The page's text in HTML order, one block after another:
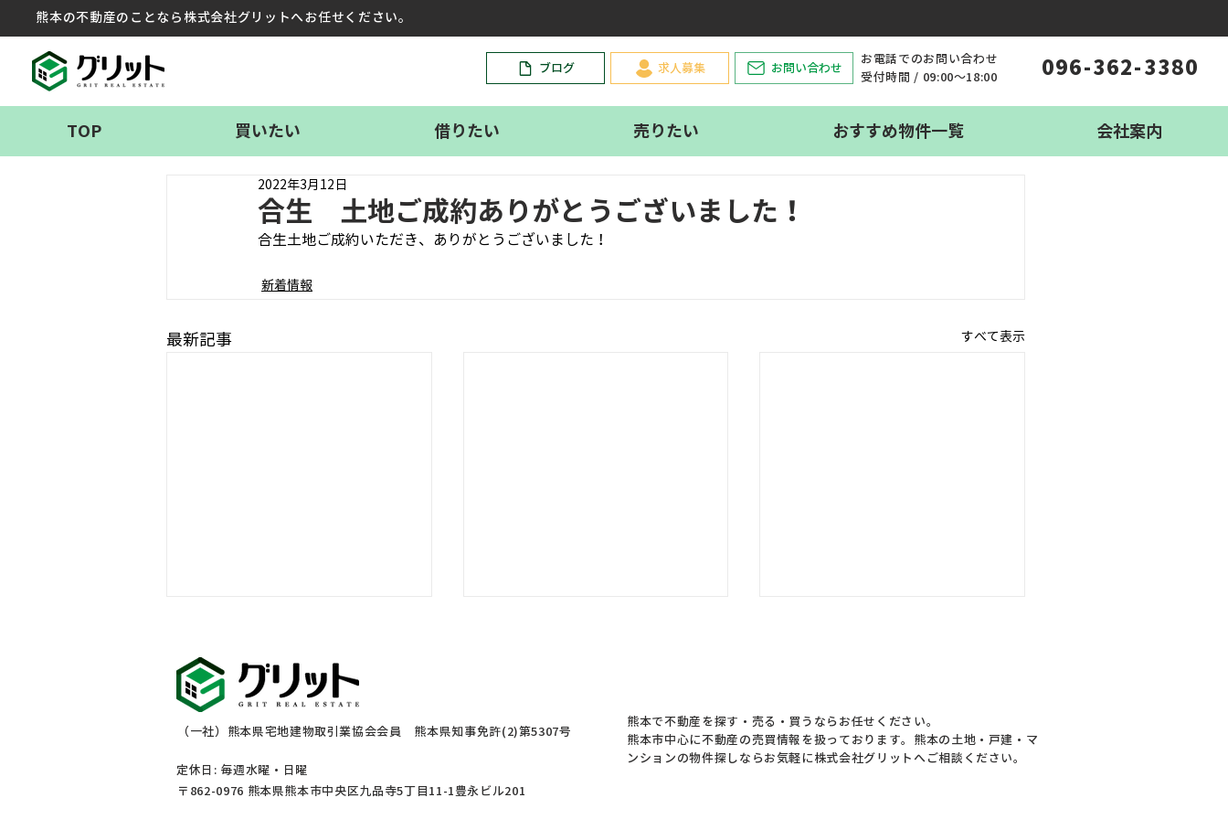
熊本の不動産のことなら株式会社グリットへお任せください。
ブログ 求人募集 お問い合わせ
お電話でのお問い合わせ
受付時間 / 09:00〜18:00
096-362-3380
TOP 買いたい 借りたい 売りたい おすすめ物件一覧 会社案内
合生 土地ご成約ありがとうございました！
2022年3月12日
合生土地ご成約いただき、ありがとうございました！
新着情報
最新記事 すべて表示
お盆休みのご案内
このたびの地震により被害を受け
られた皆様に、心よりお見舞い申
し上げます。 東京出張時に地震
（一社）熊本県宅地建物取引業協会会員 熊本県知事免許(2)第5307号
定休日: 毎週水曜・ 日曜
熊本で不動産を探す・売る・買うならお任せください。
熊本市中心に不動産の売買情報を扱っております。熊本の土地・戸建・マ
ンションの物件探しならお気軽に株式会社グリットへご相談ください。
〒862-0976 熊本県熊本市中央区九品寺5丁目11-1豊永ビル201